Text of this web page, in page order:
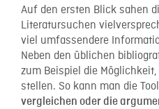
Auf den ersten Blick sahen
Literatursuchen
viel umfassendere
Neben den üblichen
zum Beispiel die
stellen. So kann man die
vergleichen oder die